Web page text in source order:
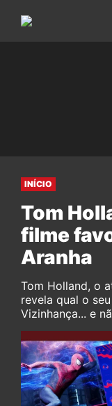
INÍCIO
Tom
filme
Aranha
Tom Holland, o
revela qual o
Vizinhança... e